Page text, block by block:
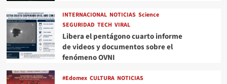
INTERNACIONAL NOTICIAS Science
SEGURIDAD TECH VIRAL
Libera el pentágono cuarto informe
de videos y documentos sobre el
fenómeno OVNI
#Edomex CULTURA NOTICIAS